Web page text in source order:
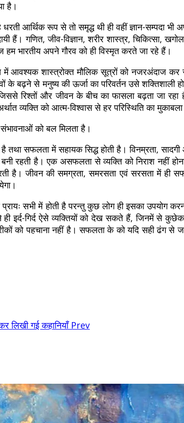
है।
आर्थिक रूप से तो समृद्ध थी ही वहीं ज्ञान-सम्पदा भी
गणित, जीव-विज्ञान, शरीर शास्त्र, चिकित्सा, खगोल
हम भारतीय अपने गौरव को ही विस्मृत करते जा रहे हैं।
शास्त्रोक्त मौलिक सूत्रों को नजरअंदाज कर
के बढ़ने से मनुष्य की ऊर्जा का परिवर्तन उसे
रिश्तों और जीवन के बीच का फासला बढ़ता जा रहा
व्यक्ति को आत्म-विश्वास से हर परिस्थिति का मुकाबला
को बल मिलता है।
तथा सफलता में सहायक सिद्ध होती है। विनम्रता,
रहती है। एक असफलता से व्यक्ति को निराश
है। जीवन की समग्रता, समरसता एवं सरसता में ही
प्रायः सभी में होती है परन्तु कुछ लोग ही इसका
इर्द-गिर्द ऐसे व्यक्तियों को देख सकते हैं, जिनमें से
को पहचाना नहीं है। सफलता के को यदि सही ढंग
लिखी गई कहानियाँ Prev